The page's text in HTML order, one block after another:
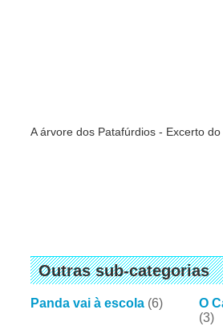
A árvore dos Patafúrdios - Excerto do
Outras sub-categorias
Panda vai à escola (6)
O
(3)